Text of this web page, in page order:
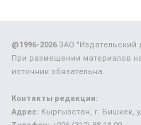
@1996-2026ЗАО "Издательский
При размещении материалов
источник обязательна.
Контакты редакции:
Адрес: Кыргызстан, г. Бишкек,